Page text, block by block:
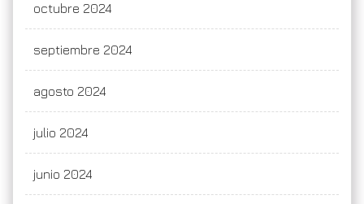
octubre 2024
septiembre 2024
agosto 2024
julio 2024
junio 2024